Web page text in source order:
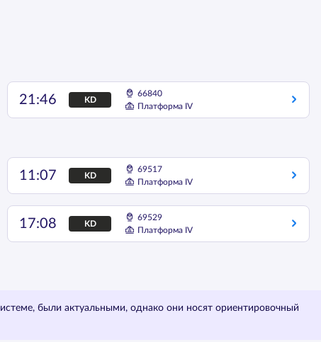
21:46 KD
66840
Платформа IV
11:07 KD
69517
Платформа IV
17:08 KD
69529
Платформа IV
были актуальными, однако они носят ориентировочный